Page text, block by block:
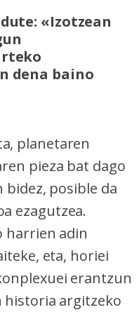
«Izotzean
dena baino
planetaren
pieza bat dago
bidez, posible da
ezagutzea.
harrien adin
eta, horiei
erantzun
historia argitzeko